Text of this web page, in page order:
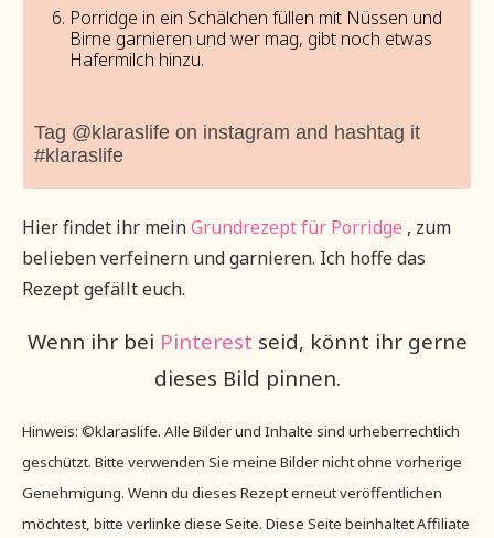
Porridge in ein Schälchen füllen mit Nüssen und
Birne garnieren und wer mag, gibt noch etwas
Hafermilch hinzu.
Tag @klaraslife on instagram and hashtag it
#klaraslife
Hier findet ihr meinGrundrezept für Porridge , zum
belieben verfeinern und garnieren. Ich hoffe das
Rezept gefällt euch.
Wenn ihr bei Pinterest seid, könnt ihr gerne
dieses Bild pinnen.
Hinweis: ©klaraslife. Alle Bilder und Inhalte sind urheberrechtlich
geschützt. Bitte verwenden Sie meine Bilder nicht ohne vorherige
Genehmigung. Wenn du dieses Rezept erneut veröffentlichen
möchtest, bitte verlinke diese Seite. Diese Seite beinhaltet Affiliate